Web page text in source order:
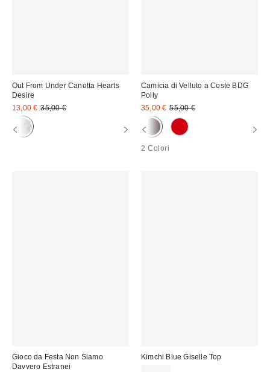
Out From Under Canotta Hearts
Desire
Prezzo
vendita:
13,00 € Prezzo
35,00 €
Camicia di Velluto a Coste BDG
Polly
Prezzo
vendita:
35,00 € Prezzo
55,00 €
2 Colori
Gioco da Festa Non Siamo
Davvero Estranei
Kimchi Blue Giselle Top